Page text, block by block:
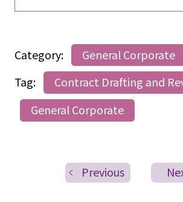
Category:
General Corporate
Tag:
Contract Drafting and
General Corporate
Previous